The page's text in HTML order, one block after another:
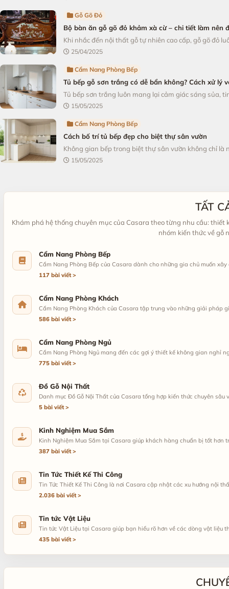
Bộ bàn ăn gỗ gõ đỏ khảm xà cừ – chi tiết làm nên
Khi nhắc đến nội thất gỗ tự nhiên cao cấp, gỗ gõ đỏ
Gỗ Gõ Đỏ
25/04/2025
Tủ bếp gỗ sơn trắng có dễ bẩn không? Cách xử lý
Tủ bếp sơn trắng luôn mang lại cảm giác sáng sủa,
Cẩm Nang Phòng Bếp
15/05/2025
Cách bố trí tủ bếp đẹp cho biệt thự sân vườn
Không gian bếp trong biệt thự sân vườn không chỉ là
Cẩm Nang Phòng Bếp
15/05/2025
TẤT
Khám phá hệ thống chuyên mục của Casara theo từng nhu cầu:
nhóm kiến thức về gỗ
Cẩm Nang Phòng Bếp
Cẩm Nang Phòng Bếp của Casara dành cho những gia chủ muốn
117 bài viết
Cẩm Nang Phòng Khách
Cẩm Nang Phòng Khách của Casara tập trung vào những giải pháp
586 bài viết
Cẩm Nang Phòng Ngủ
Cẩm Nang Phòng Ngủ mang đến các gợi ý thiết kế không gian nghỉ
775 bài viết
Đồ Gỗ Nội Thất
Danh mục Đồ Gỗ Nội Thất của Casara tổng hợp kiến thức chuyên sâu
5 bài viết
Kinh Nghiệm Mua Sắm
Kinh Nghiệm Mua Sắm tại Casara giúp khách hàng chuẩn bị tốt hơn
387 bài viết
Tin Tức Thiết Kế Thi Công
Tin Tức Thiết Kế Thi Công là nơi Casara cập nhật các xu hướng nội
2.036 bài viết
Tin tức Vật Liệu
Tin tức Vật Liệu tại Casara giúp bạn hiểu rõ hơn về các dòng vật liệu
435 bài viết